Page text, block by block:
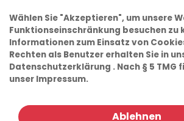
Wählen Sie "Akzeptieren", um unsere
Funktionseinschränkung besuchen zu
Informationen zum Einsatz von
Rechten als Benutzer erhalten Sie in
Datenschutzerklärung . Nach § 5 TMG
unser Impressum.
Ablehnen